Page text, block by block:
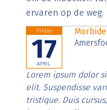
ervaren op de weg.
Friday
17
APRIL
Lorem ipsum dolor
elit. Suspendisse
tristique. Duis